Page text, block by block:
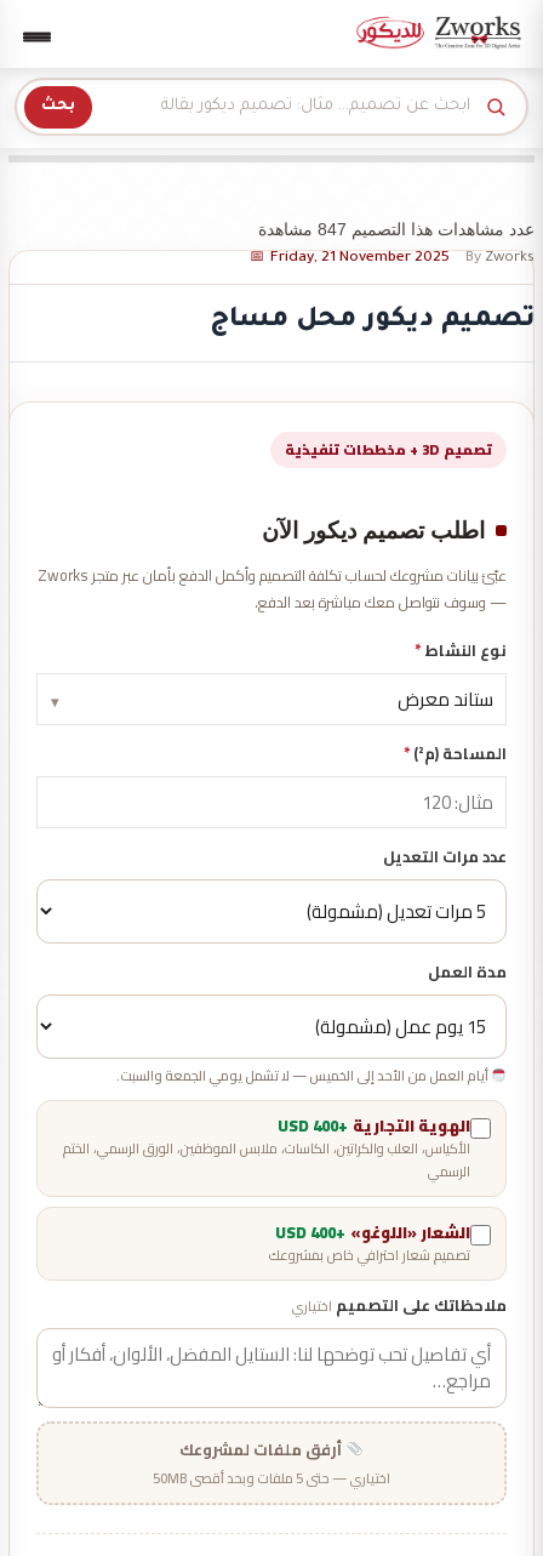
عدد مشاهدات هذا التصميم 847 مشاهدة
Friday, 21 November 2025 By Zworks
تصميم ديكور محل مساج
تصميم 3D + مخططات تنفيذية
اطلب تصميم ديكور الآن
عبّئ بيانات مشروعك لحساب تكلفة التصميم وأكمل الدفع بأمان عبر متجر Zworks
— وسوف نتواصل معك مباشرة بعد الدفع.
نوع النشاط*
▾
المساحة (م²) *
عدد مرات التعديل
مدة العمل
أيام العمل من الأحد إلى الخميس — لا تشمل يومي الجمعة والسبت.
الهوية التجارية +400 USD
الأكياس، العلب والكراتين، الكاسات، ملابس الموظفين، الورق الرسمي، الختم
الرسمي
الشعار «اللوغو» +400 USD
تصميم شعار احترافي خاص بمشروعك
ملاحظاتك على التصميم اختياري
أرفق ملفات لمشروعك
اختياري — حتى 5 ملفات وبحد أقصى 50MB
Zworks للديكور
بحث